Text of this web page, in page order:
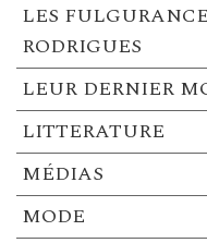
LES
RODRIGUES
LEUR DERNIER
LITTERATURE
MÉDIAS
MODE